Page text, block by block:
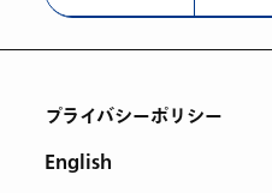
プライバシーポリシー
English